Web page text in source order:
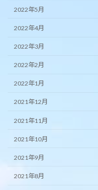
2022年5月
2022年4月
2022年3月
2022年2月
2022年1月
2021年12月
2021年11月
2021年10月
2021年9月
2021年8月